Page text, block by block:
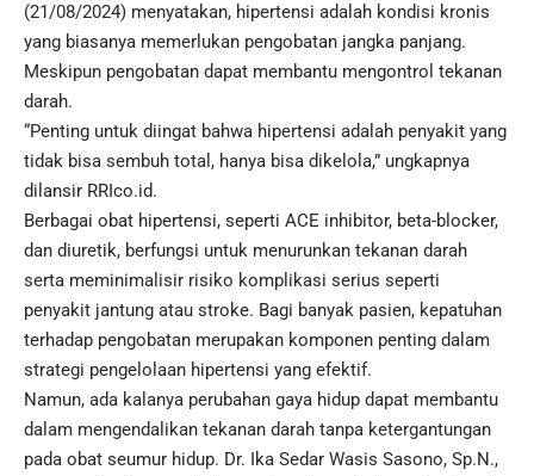
(21/08/2024) menyatakan, hipertensi adalah kondisi kronis
yang biasanya memerlukan pengobatan jangka panjang.
Meskipun pengobatan dapat membantu mengontrol tekanan
darah.
“Penting untuk diingat bahwa hipertensi adalah penyakit yang
tidak bisa sembuh total, hanya bisa dikelola,” ungkapnya
dilansir RRIco.id.
Berbagai obat hipertensi, seperti ACE inhibitor, beta-blocker,
dan diuretik, berfungsi untuk menurunkan tekanan darah
serta meminimalisir risiko komplikasi serius seperti
penyakit jantung atau stroke. Bagi banyak pasien, kepatuhan
terhadap pengobatan merupakan komponen penting dalam
strategi pengelolaan hipertensi yang efektif.
Namun, ada kalanya perubahan gaya hidup dapat membantu
dalam mengendalikan tekanan darah tanpa ketergantungan
pada obat seumur hidup. Dr. Ika Sedar Wasis Sasono, Sp.N.,